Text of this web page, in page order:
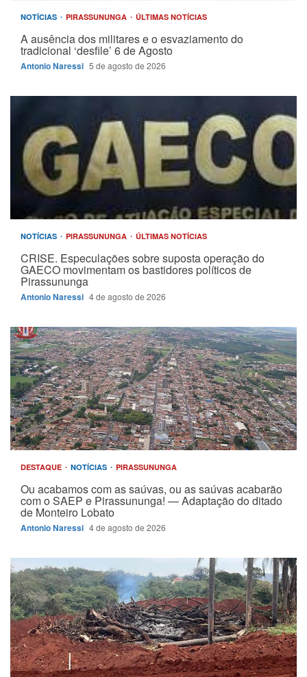
NOTÍCIAS PIRASSUNUNGA ÚLTIMAS NOTÍCIAS
A ausência dos militares e o esvaziamento do
tradicional ‘desfile’ 6 de Agosto
Antonio Naressi 5 de agosto de 2026
NOTÍCIAS PIRASSUNUNGA ÚLTIMAS NOTÍCIAS
CRISE. Especulações sobre suposta operação do
GAECO movimentam os bastidores políticos de
Pirassununga
Antonio Naressi 4 de agosto de 2026
DESTAQUE NOTÍCIAS PIRASSUNUNGA
Ou acabamos com as saúvas, ou as saúvas acabarão
com o SAEP e Pirassununga! — Adaptação do ditado
de Monteiro Lobato
Antonio Naressi 4 de agosto de 2026